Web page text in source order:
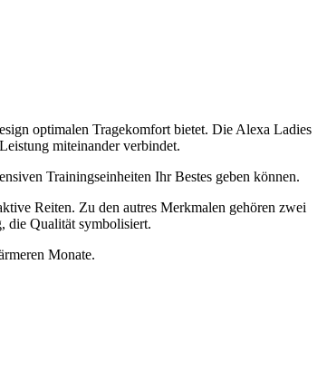
optimalen Tragekomfort bietet. Die Alexa Ladies
miteinander verbindet.
Trainingseinheiten Ihr Bestes geben können.
Reiten. Zu den autres Merkmalen gehören zwei
die Qualität symbolisiert.
Monate.